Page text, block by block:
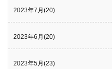
2023年7月(20)
2023年6月(20)
2023年5月(23)